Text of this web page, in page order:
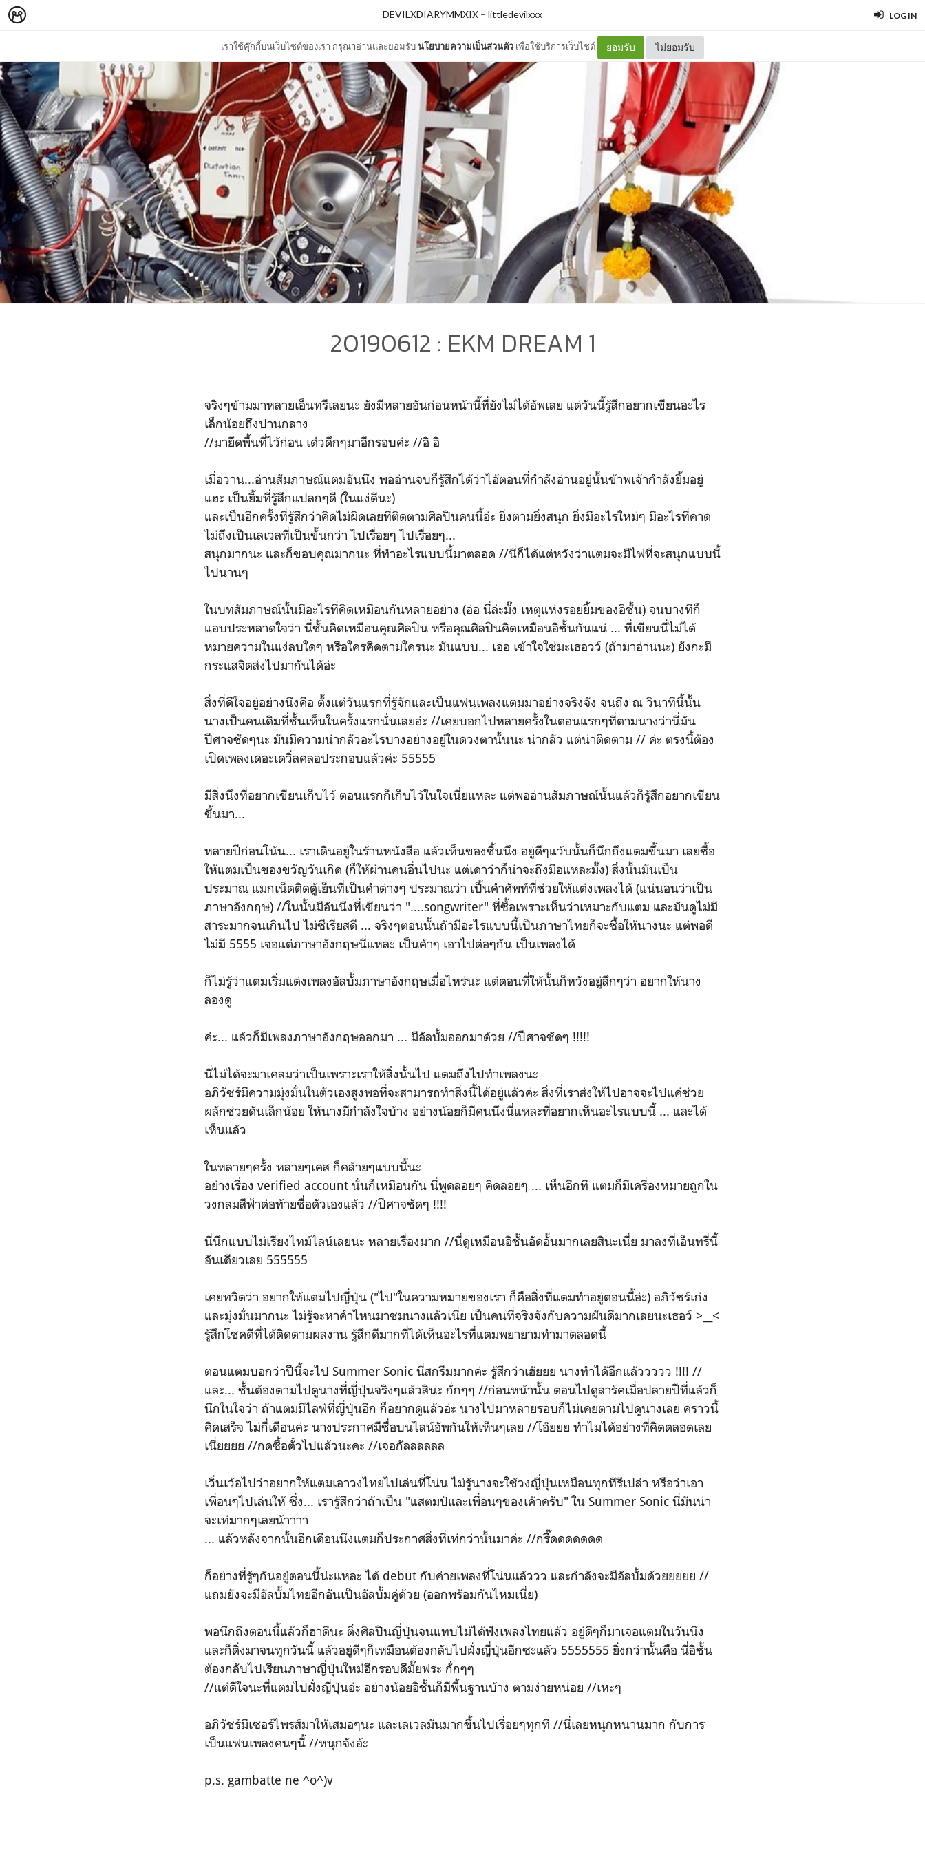
LOG IN
เราใช้คุ๊กกี้บนเว็บไซต์ของเรา กรุณาอ่านและยอมรับนโยบายความเป็นส่วนตัว เพื่อใช้บริการเว็บไซต์ ยอมรับ ไม่ยอมรับ
DEVILXDIARYMMXIX – littledevilxxx
20190612 : EKM DREAM 1
จริงๆข้ามมาหลายเอ็นทรีเลยนะ ยังมีหลายอันก่อนหน้านี้ที่ยังไม่ได้อัพเลย แต่วันนี้รู้สึกอยากเขียนอะไร
เล็กน้อยถึงปานกลาง
//มายึดพื้นที่ไว้ก่อน เด๋วดึกๆมาอีกรอบค่ะ //อิ อิ
เมื่อวาน...อ่านสัมภาษณ์แตมอันนึง พออ่านจบก็รู้สึกได้ว่าไอ้ตอนที่กำลังอ่านอยู่นั้นข้าพเจ้ากำลังยิ้มอยู่
แฮะ เป็นยิ้มที่รู้สึกแปลกๆดี (ในแง่ดีนะ)
และเป็นอีกครั้งที่รู้สึกว่าคิดไม่ผิดเลยที่ติดตามศิลปินคนนี้อ่ะ ยิ่งตามยิ่งสนุก ยิ่งมีอะไรใหม่ๆ มีอะไรที่คาด
ไม่ถึงเป็นเลเวลที่เป็นขั้นกว่า ไปเรื่อยๆ ไปเรื่อยๆ...
สนุกมากนะ และก็ขอบคุณมากนะ ที่ทำอะไรแบบนี้มาตลอด //นี่ก็ได้แต่หวังว่าแตมจะมีไฟที่จะสนุกแบบนี้
ไปนานๆ
ในบทสัมภาษณ์นั้นมีอะไรที่คิดเหมือนกันหลายอย่าง (อ่อ นี่ล่ะมั๊ง เหตุแห่งรอยยิ้มของอิชั้น) จนบางทีก็
แอบประหลาดใจว่า นี่ชั้นคิดเหมือนคุณศิลปิน หรือคุณศิลปินคิดเหมือนอิชั้นกันแน่ ... ที่เขียนนี่ไม่ได้
หมายความในแง่ลบใดๆ หรือใครคิดตามใครนะ มันแบบ... เออ เข้าใจใช่มะเธอวว์ (ถ้ามาอ่านนะ) ยังกะมี
กระแสจิตส่งไปมากันได้อ่ะ
สิ่งที่ดีใจอยู่อย่างนึงคือ ตั้งแต่วันแรกที่รู้จักและเป็นแฟนเพลงแตมมาอย่างจริงจัง จนถึง ณ วินาทีนี้นั้น
นางเป็นคนเดิมที่ชั้นเห็นในครั้งแรกนั่นเลยอ่ะ //เคยบอกไปหลายครั้งในตอนแรกๆที่ตามนางว่านี่มัน
ปีศาจชัดๆนะ มันมีความน่ากลัวอะไรบางอย่างอยู่ในดวงตานั้นนะ น่ากลัว แต่น่าติดตาม // ค่ะ ตรงนี้ต้อง
เปิดเพลงเดอะเดวิ่ลคลอประกอบแล้วค่ะ 55555
มีสิ่งนึงที่อยากเขียนเก็บไว้ ตอนแรกก็เก็บไว้ในใจเนี่ยแหละ แต่พออ่านสัมภาษณ์นั้นแล้วก็รู้สึกอยากเขียน
ขึ้นมา...
หลายปีก่อนโน้น... เราเดินอยู่ในร้านหนังสือ แล้วเห็นของชิ้นนึง อยู่ดีๆแว้บนั้นก็นึกถึงแตมขึ้นมา เลยซื้อ
ให้แตมเป็นของขวัญวันเกิด (ก็ให้ผ่านคนอื่นไปนะ แต่เดาว่าก็น่าจะถึงมือแหละมั๊ง) สิ่่งนั้นมันเป็น
ประมาณ แมกเน็ตติดตู้เย็นที่เป็นคำต่างๆ ประมาณว่า เป็้นคำศัพท์ที่ช่วยให้แต่งเพลงได้ (แน่นอนว่าเป็น
ภาษาอังกฤษ) //ในนั้นมีอันนึงที่เขียนว่า "....songwriter" ที่ซื้อเพราะเห็นว่าเหมาะกับแตม และมันดูไม่มี
สาระมากจนเกินไป ไม่ซีเรียสดี ... จริงๆตอนนั้นถ้ามีอะไรแบบนี้เป็นภาษาไทยก็จะซื้อให้นางนะ แต่พอดี
ไม่มี 5555 เจอแต่ภาษาอังกฤษนี่แหละ เป็นคำๆ เอาไปต่อๆกัน เป็นเพลงได้
ก็ไม่รู้ว่าแตมเริ่มแต่งเพลงอัลบั้มภาษาอังกฤษเมื่อไหร่นะ แต่ตอนที่ให้นั้นก็หวังอยู่ลึกๆว่า อยากให้นาง
ลองดู
ค่ะ... แล้วก็มีเพลงภาษาอังกฤษออกมา ... มีอัลบั้มออกมาด้วย //ปีศาจชัดๆ !!!!!
นี่ไม่ได้จะมาเคลมว่าเป็นเพราะเราให้สิ่่งนั้นไป แตมถึงไปทำเพลงนะ
อภิวัชร์มีความมุ่งมั่นในตัวเองสูงพอที่จะสามารถทำสิ่งนี้ได้อยู่แล้วค่ะ สิ่งที่เราส่งให้ไปอาจจะไปแค่ช่วย
ผลักช่วยดันเล็กน้อย ให้นางมีกำลังใจบ้าง อย่างน้อยก็มีคนนึงนี่แหละที่อยากเห็นอะไรแบบนี้ ... และได้
เห็นแล้ว
ในหลายๆครั้ง หลายๆเคส ก็คล้ายๆแบบนี้นะ
อย่างเรื่อง verified account นั่นก็เหมือนกัน นี่พูดลอยๆ คิดลอยๆ ... เห็นอีกที แตมก็มีเครื่องหมายถูกใน
วงกลมสีฟ้าต่อท้ายชื่อตัวเองแล้ว //ปีศาจชัดๆ !!!!
นี่นึกแบบไม่เรียงไทม์ไลน์เลยนะ หลายเรื่องมาก //นี่ดูเหมือนอิชั้นอัดอั้นมากเลยสินะเนี่ย มาลงที่เอ็นทรี่นี้
อันเดียวเลย 555555
เคยทวิตว่า อยากให้แตมไปญี่ปุ่น ("ไป"ในความหมายของเรา ก็คือสิ่งที่แตมทำอยู่ตอนนี้อ่ะ) อภิวัชร์เก่ง
และมุ่งมั่นมากนะ ไม่รู้จะหาคำไหนมาชมนางแล้วเนี่ย เป็นคนที่จริงจังกับความฝันดีมากเลยนะเธอว์ >__<
รู้สึกโชคดีที่ได้ติดตามผลงาน รู้สึกดีมากที่ได้เห็นอะไรที่แตมพยายามทำมาตลอดนี้
ตอนแตมบอกว่าปีนี้จะไป Summer Sonic นี่สกรีมมากค่ะ รู้สึกว่าเฮ้ยยย นางทำได้อีกแล้ววววว !!!! //
และ... ชั้นต้องตามไปดูนางที่ญี่ปุ่นจริงๆแล้วสินะ กั่กๆๆ //ก่อนหน้านั้น ตอนไปดูลาร์คเมื่อปลายปีที่แล้วก็
นึกในใจว่า ถ้าแตมมีไลฟ์ที่ญี่ปุ่นอีก ก็อยากดูแล้วอ่ะ นางไปมาหลายรอบก็ไม่เคยตามไปดูนางเลย คราวนี้
คิดเสร็จ ไม่กี่เดือนค่ะ นางประกาศมีชื่อบนไลน์อัพกันให้เห็นๆเลย //โอ๊ยยย ทำไมได้อย่างที่คิดตลอดเลย
เนี่ยยยย //กดซื้อตั๋วไปแล้วนะคะ //เจอกัลลลลลล
เวิ่นเว้อไปว่าอยากให้แตมเอาวงไทยไปเล่นที่โน่น ไม่รู้นางจะใช้วงญี่ปุ่นเหมือนทุกทีรึเปล่า หรือว่าเอา
เพื่อนๆไปเล่นให้ ซึ่ง... เรารู้สึกว่าถ้าเป็น "แสตมป์และเพื่อนๆของเค้าครับ" ใน Summer Sonic นี่มันน่า
จะเท่มากๆเลยน้าาาา
... แล้วหลังจากนั้นอีกเดือนนึงแตมก็ประกาศสิ่งที่เท่กว่านั้นมาค่ะ //กรีี๊ดดดดดดด
ก็อย่างที่รู้ๆกันอยู่ตอนนี้น่ะแหละ ได้ debut กับค่ายเพลงที่โน่นแล้ววว และกำลังจะมีอัลบั้มด้วยยยยย //
แถมยังจะมีอัลบั้มไทยอีกอันเป็นอัลบั้มคู่ด้วย (ออกพร้อมกันไหมเนี่ย)
พอนึกถึงตอนนี้แล้วก็ฮาดีนะ ติ่งศิลปินญี่ปุ่นจนแทบไม่ได้ฟังเพลงไทยแล้ว อยู่ดีๆก็มาเจอแตมในวันนึง
และก็ติ่งมาจนทุกวันนี้ แล้วอยู่ดีๆก็เหมือนต้องกลับไปฝั่งญี่ปุ่นอีกซะแล้ว 5555555 ยิ่งกว่านั้นคือ นี่อิชั้น
ต้องกลับไปเรียนภาษาญี่ปุ่นใหม่อีกรอบดีมั๊ยฟระ กั่กๆๆ
//แต่ดีใจนะที่แตมไปฝั่งญี่ปุ่นอ่ะ อย่างน้อยอิชั้นก็มีพื้นฐานบ้าง ตามง่ายหน่อย //เหะๆ
อภิวัชร์มีเซอร์ไพรส์มาให้เสมอๆนะ และเลเวลมันมากขึ้นไปเรื่อยๆทุกที //นี่เลยหนุกหนานมาก กับการ
เป็นแฟนเพลงคนๆนี้ //หนุกจังอ้ะ
p.s. gambatte ne ^o^)v